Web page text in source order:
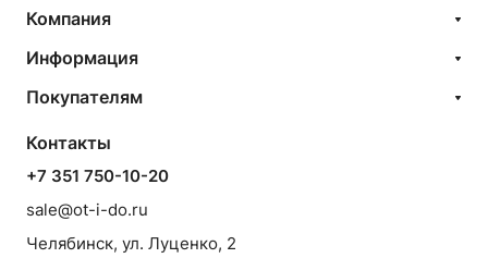
Компания
Информация
Покупателям
Контакты
+7 351 750-10-20
sale@ot-i-do.ru
Челябинск, ул. Луценко, 2